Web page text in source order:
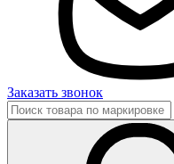
Заказать звонок